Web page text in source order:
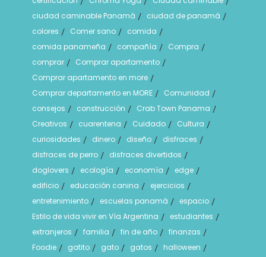
ciudad caminable Panamá / ciudad de panamá /
colores / Comer sano / comida /
comida panameña / compañía / Compra /
comprar / Comprar apartamento /
Comprar apartamento en more /
Comprar departamento en MORE / Comunidad /
consejos / construcción / Crab Town Panama /
Creativos / cuarentena / Cuidado / Cultura /
curiosidades / dinero / diseño / disfraces /
disfraces de perro / disfraces divertidos /
doglovers / ecología / economía / edge /
edificio / educación canina / ejercicios /
entretenimiento / escuelas panamá / espacio /
Estilo de vida vivir en Vía Argentina / estudiantes /
extranjeros / familia / fin de año / finanzas /
Foodie / gatito / gato / gatos / halloween /